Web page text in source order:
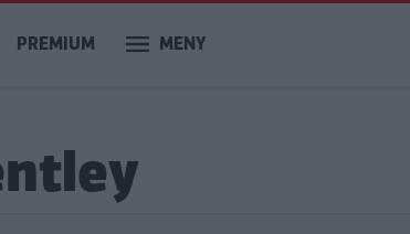
PREMIUM MENY